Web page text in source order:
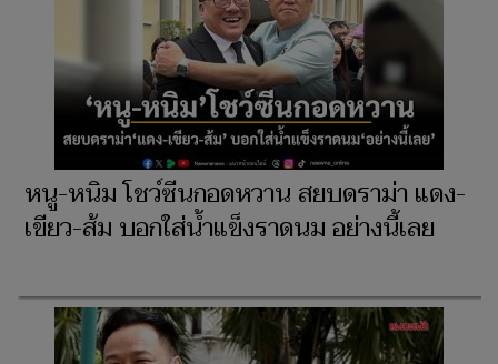
หนู-หนิม โชว์ซีนกอดหวาน สยบดราม่า แดง-
เขียว-ส้ม บอกใส่น้ำแข็งราดนม อย่างนี้เลย